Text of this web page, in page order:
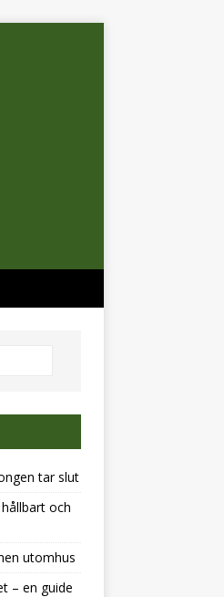
tar slut
och
utomhus
– en guide